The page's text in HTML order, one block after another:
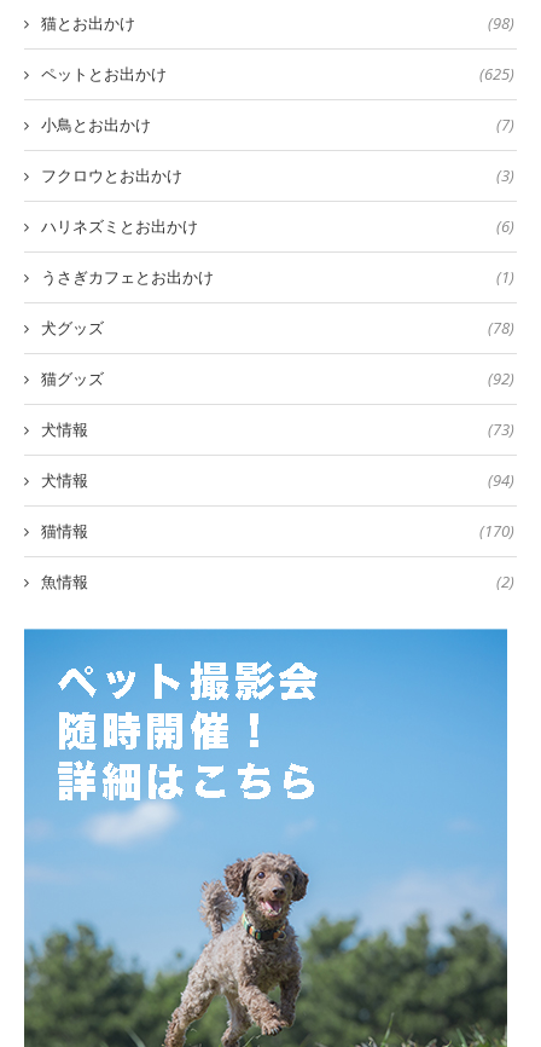
猫とお出かけ (98)
ペットとお出かけ (625)
小鳥とお出かけ (7)
フクロウとお出かけ (3)
ハリネズミとお出かけ (6)
うさぎカフェとお出かけ (1)
犬グッズ (78)
猫グッズ (92)
犬情報 (73)
犬情報 (94)
猫情報 (170)
魚情報 (2)